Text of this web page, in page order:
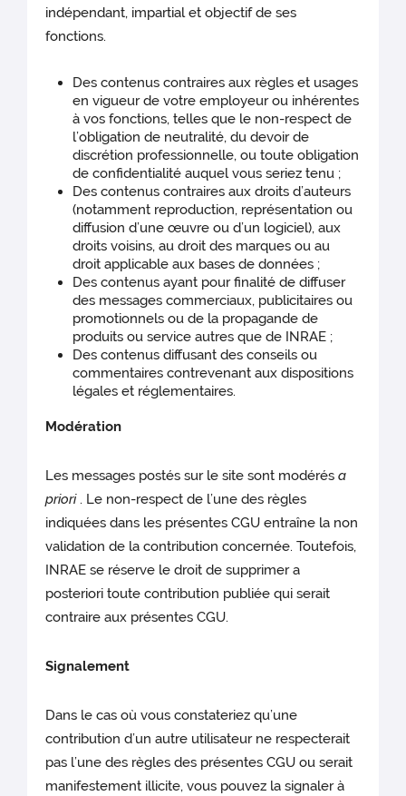
indépendant, impartial et objectif de ses
fonctions.
Des contenus contraires aux règles et usages
en vigueur de votre employeur ou inhérentes
à vos fonctions, telles que le non-respect de
l’obligation de neutralité, du devoir de
discrétion professionnelle, ou toute obligation
de confidentialité auquel vous seriez tenu ;
Des contenus contraires aux droits d’auteurs
(notamment reproduction, représentation ou
diffusion d’une œuvre ou d’un logiciel), aux
droits voisins, au droit des marques ou au
droit applicable aux bases de données ;
Des contenus ayant pour finalité de diffuser
des messages commerciaux, publicitaires ou
promotionnels ou de la propagande de
produits ou service autres que de INRAE ;
Des contenus diffusant des conseils ou
commentaires contrevenant aux dispositions
légales et réglementaires.
Modération
Les messages postés sur le site sont modérésa
priori. Le non-respect de l’une des règles
indiquées dans les présentes CGU entraîne la non
validation de la contribution concernée. Toutefois,
INRAE se réserve le droit de supprimer a
posteriori toute contribution publiée qui serait
contraire aux présentes CGU.
Signalement
Dans le cas où vous constateriez qu’une
contribution d’un autre utilisateur ne respecterait
pas l’une des règles des présentes CGU ou serait
manifestement illicite, vous pouvez la signaler à